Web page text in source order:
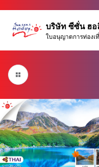
บริษัท ซีซั่น ฮอ
ใบอนุญาตการท่องเ